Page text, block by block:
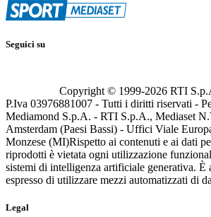
Seguici su
Copyright © 1999-2026 RTI
P.Iva 03976881007 - Tutti i diritti riservati -
Mediamond S.p.A. - RTI S.p.A., Mediaset
Amsterdam (Paesi Bassi) - Uffici Viale
Monzese (MI)Rispetto ai contenuti e ai dati
riprodotti è vietata ogni utilizzazione
sistemi di intelligenza artificiale generativa. È
espresso di utilizzare mezzi automatizzati di
Legal